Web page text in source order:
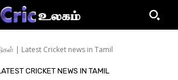
| Latest Cricket news in Tamil
CRICKET NEWS IN TAMIL